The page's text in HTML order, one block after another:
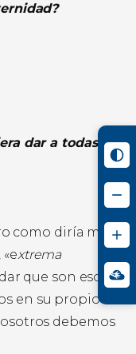
dar a todas
como diría mi
xtrema
que son eso,
en su propio
debemos